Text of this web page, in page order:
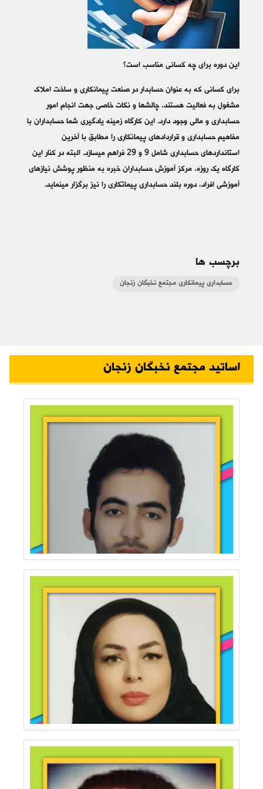
این دوره برای چه کسانی مناسب است؟
برای کسانی که به عنوان حسابدار در صنعت پیمانکاری و ساخت املاک
مشغول به فعالیت هستند، چالش‎­ها و نکات خاصی جهت انجام امور
حسابداری و مالی وجود دارد. این کارگاه زمینه یادگیری شما حسابداران با
مفاهیم حسابداری و قراردادهای پیمانکاری را مطابق با آخرین
استانداردهای حسابداری شامل 9 و 29 فراهم می‎­سازد. البته در کنار این
کارگاه یک روزه، مرکز آموزش حسابداران خبره به منظور پوشش نیازهای
آموزشی افراد، دوره بلند حسابداری پیماتکاری را نیز برگزار می‎­نماید.
برچسب ها
حسابداری پیمانکاری مجتمع نخبگان زنجان
اساتید مجتمع نخبگان زنجان